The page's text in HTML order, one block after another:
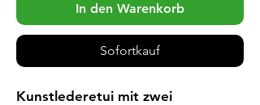
In den Warenkorb
Sofortkauf
Kunstlederetui mit zwei